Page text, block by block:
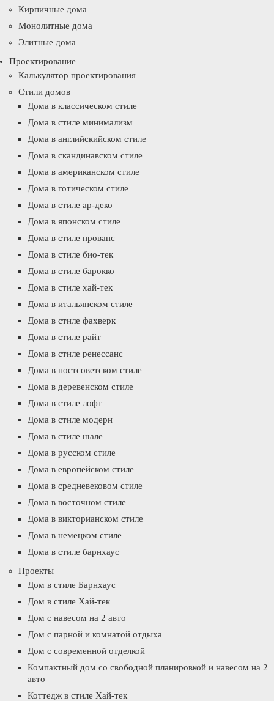
Кирпичные дома
Монолитные дома
Элитные дома
Проектирование
Калькулятор проектирования
Стили домов
Дома в классическом стиле
Дома в стиле минимализм
Дома в английскийском стиле
Дома в скандинавском стиле
Дома в американском стиле
Дома в готическом стиле
Дома в стиле ар-деко
Дома в японском стиле
Дома в стиле прованс
Дома в стиле био-тек
Дома в стиле барокко
Дома в стиле хай-тек
Дома в итальянском стиле
Дома в стиле фахверк
Дома в стиле райт
Дома в стиле ренессанс
Дома в постсоветском стиле
Дома в деревенском стиле
Дома в стиле лофт
Дома в стиле модерн
Дома в стиле шале
Дома в русском стиле
Дома в европейском стиле
Дома в средневековом стиле
Дома в восточном стиле
Дома в викторианском стиле
Дома в немецком стиле
Дома в стиле барнхаус
Проекты
Дом в стиле Барнхаус
Дом в стиле Хай-тек
Дом с навесом на 2 авто
Дом с парной и комнатой отдыха
Дом с современной отделкой
Компактный дом со свободной планировкой и навесом на 2
авто
Коттедж в стиле Хай-тек